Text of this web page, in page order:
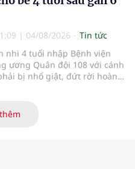
trình chuyên môn và hệ thống
ghép mô tạng.
| 04/08/2026
Tin tức
nhi 4 tuổi nhập Bệnh viện
ương Quân đội 108 với cánh
bị nhổ giật, đứt rời hoàn
nặng và thời gian thiếu
kéo dài, các bác sĩ đã tái lập